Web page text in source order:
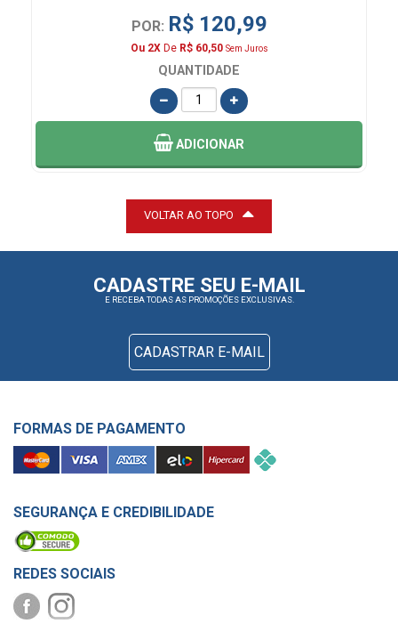
POR: R$ 120,99
Ou 2XDe R$ 60,50 Sem Juros
QUANTIDADE
ADICIONAR
VOLTAR AO TOPO
CADASTRE SEU E-MAIL
E RECEBA TODAS AS PROMOÇÕES EXCLUSIVAS.
CADASTRAR E-MAIL
FORMAS DE PAGAMENTO
SEGURANÇA E CREDIBILIDADE
REDES SOCIAIS